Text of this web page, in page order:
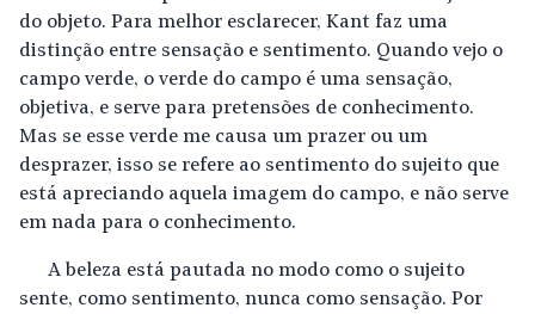
do objeto. Para melhor esclarecer, Kant faz uma
distinção entre sensação e sentimento. Quando vejo o
campo verde, o verde do campo é uma sensação,
objetiva, e serve para pretensões de conhecimento.
Mas se esse verde me causa um prazer ou um
desprazer, isso se refere ao sentimento do sujeito que
está apreciando aquela imagem do campo, e não serve
em nada para o conhecimento.
A beleza está pautada no modo como o sujeito
sente, como sentimento, nunca como sensação. Por